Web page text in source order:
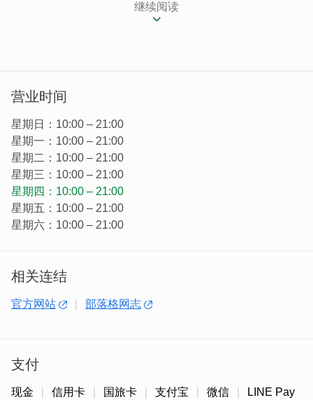
以「融会古今，华仁养生」为宗旨，致力於分
创始人陈鑫正住在「金门太武山」上时，听闻「金门一条
根」自古便有强身健体的奇效。因当时家中亲人深受酸痛不
适所困扰，有着深厚中药渊源的他便亲自种植一条根与钻
研，并用自己少时习武的旧伤进行试验，最终成功将在地流
的肯定，成为金门一条根保健养生的专家。
继续阅读
营业时间
星期日：10:00 – 21:00
星期一：10:00 – 21:00
星期二：10:00 – 21:00
星期三：10:00 – 21:00
星期四：10:00 – 21:00
星期五：10:00 – 21:00
星期六：10:00 – 21:00
相关连结
官方网站 部落格网志
支付
现金 信用卡 国旅卡 支付宝 微信 LINE Pay